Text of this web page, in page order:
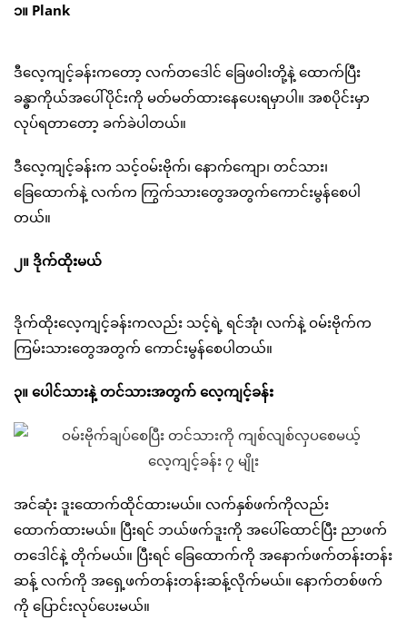
၁။ Plank
ဒီလေ့ကျင့်ခန်းကတော့ လက်တဒေါင် ခြေဖဝါးတို့နဲ့ ထောက်ပြီး
ခန္ဓာကိုယ်အပေါ်ပိုင်းကို မတ်မတ်ထားနေပေးရမှာပါ။ အစပိုင်းမှာ
လုပ်ရတာတော့ ခက်ခဲပါတယ်။
ဒီလေ့ကျင့်ခန်းက သင့်ဝမ်းဗိုက်၊ နောက်ကျော၊ တင်သား၊
ခြေထောက်နဲ့ လက်က ကြွက်သားတွေအတွက်ကောင်းမွန်စေပါ
တယ်။
၂။ ဒိုက်ထိုးမယ်
ဒိုက်ထိုးလေ့ကျင့်ခန်းကလည်း သင့်ရဲ့ ရင်အုံ၊ လက်နဲ့ ဝမ်းဗိုက်က
ကြမ်းသားတွေအတွက် ကောင်းမွန်စေပါတယ်။
၃။ ပေါင်သားနဲ့ တင်သားအတွက် လေ့ကျင့်ခန်း
အင်ဆုံး ဒူးထောက်ထိုင်ထားမယ်။ လက်နှစ်ဖက်ကိုလည်း
ထောက်ထားမယ်။ ပြီးရင် ဘယ်ဖက်ဒူးကို အပေါ်ထောင်ပြီး ညာဖက်
တဒေါင်နဲ့ တိုက်မယ်။ ပြီးရင် ခြေထောက်ကို အနောက်ဖက်တန်းတန်း
ဆန့် လက်ကို အရှေ့ဖက်တန်းတန်းဆန့်လိုက်မယ်။ နောက်တစ်ဖက်
ကို ပြောင်းလုပ်ပေးမယ်။